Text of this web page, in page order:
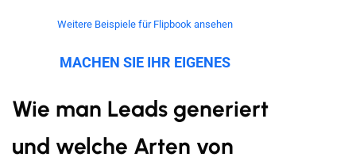
Weitere Beispiele für Flipbook ansehen
MACHEN SIE IHR EIGENES
Wie man Leads generiert
und welche Arten von